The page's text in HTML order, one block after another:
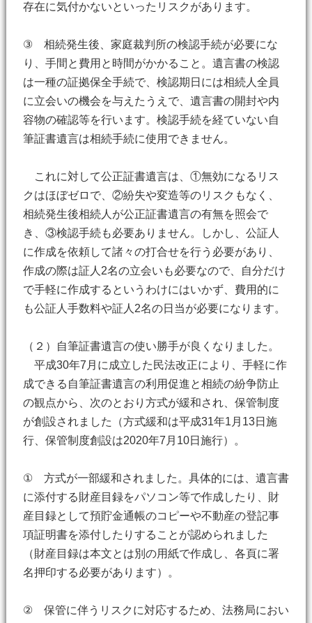
存在に気付かないといったリスクがあります。
③ 相続発生後、家庭裁判所の検認手続が必要にな
り、手間と費用と時間がかかること。遺言書の検認
は一種の証拠保全手続で、検認期日には相続人全員
に立会いの機会を与えたうえで、遺言書の開封や内
容物の確認等を行います。検認手続を経ていない自
筆証書遺言は相続手続に使用できません。
これに対して公正証書遺言は、①無効になるリス
クはほぼゼロで、②紛失や変造等のリスクもなく、
相続発生後相続人が公正証書遺言の有無を照会で
き、③検認手続も必要ありません。しかし、公証人
に作成を依頼して諸々の打合せを行う必要があり、
作成の際は証人2名の立会いも必要なので、自分だけ
で手軽に作成するというわけにはいかず、費用的に
も公証人手数料や証人2名の日当が必要になります。
（２）自筆証書遺言の使い勝手が良くなりました。
平成30年7月に成立した民法改正により、手軽に作
成できる自筆証書遺言の利用促進と相続の紛争防止
の観点から、次のとおり方式が緩和され、保管制度
が創設されました（方式緩和は平成31年1月13日施
行、保管制度創設は2020年7月10日施行）。
① 方式が一部緩和されました。具体的には、遺言書
に添付する財産目録をパソコン等で作成したり、財
産目録として預貯金通帳のコピーや不動産の登記事
項証明書を添付したりすることが認められました
（財産目録は本文とは別の用紙で作成し、各頁に署
名押印する必要があります）。
② 保管に伴うリスクに対応するため、法務局におい